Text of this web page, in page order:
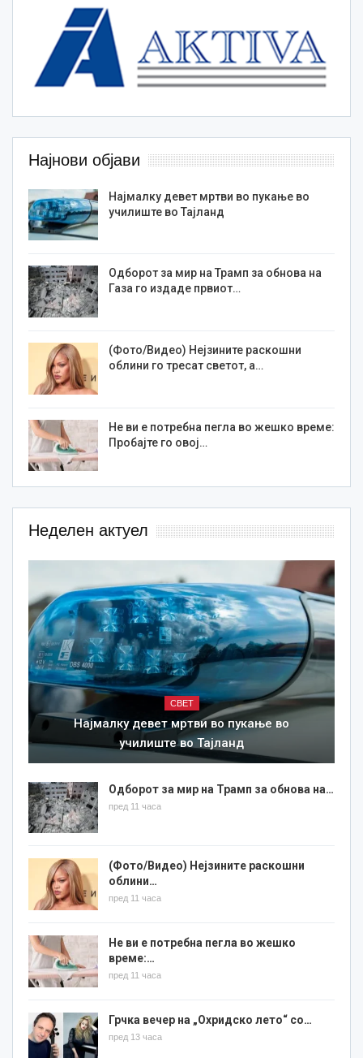
Најнови објави
Најмалку девет мртви во пукање во
училиште во Тајланд
Одборот за мир на Трамп за обнова на
Газа го издаде првиот…
(Фото/Видео) Нејзините раскошни
облини го тресат светот, а…
Не ви е потребна пегла во жешко време:
Пробајте го овој…
Неделен актуел
СВЕТ
Најмалку девет мртви во пукање во
училиште во Тајланд
Одборот за мир на Трамп за обнова на…
пред 11 часа
(Фото/Видео) Нејзините раскошни
облини…
пред 11 часа
Не ви е потребна пегла во жешко
време:…
пред 11 часа
Грчка вечер на „Охридско лето“ со…
пред 13 часа